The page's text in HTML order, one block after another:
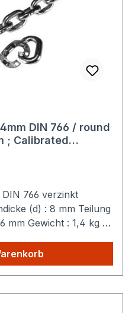
DIN 766 / round
; Calibrated
766 verzinkt
(d) : 8 mm Teilung
mm Gewicht : 1,4 kg /
unserem Shop